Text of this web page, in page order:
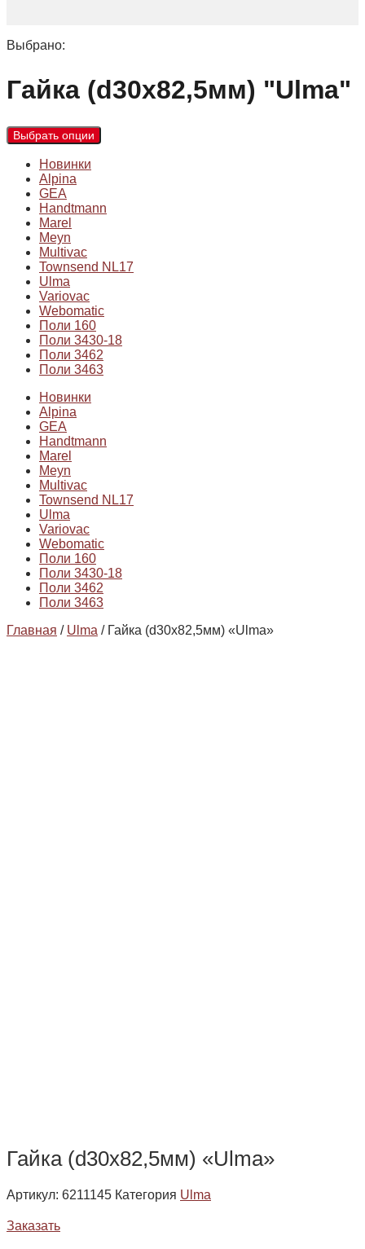
Выбрано:
Гайка (d30x82,5мм) "Ulma"
Выбрать опции
Новинки
Alpina
GEA
Handtmann
Marel
Meyn
Multivac
Townsend NL17
Ulma
Variovac
Webomatic
Поли 160
Поли 3430-18
Поли 3462
Поли 3463
Новинки
Alpina
GEA
Handtmann
Marel
Meyn
Multivac
Townsend NL17
Ulma
Variovac
Webomatic
Поли 160
Поли 3430-18
Поли 3462
Поли 3463
Главная / Ulma / Гайка (d30x82,5мм) «Ulma»
Гайка (d30x82,5мм) «Ulma»
Артикул: 6211145 Категория Ulma
Заказать